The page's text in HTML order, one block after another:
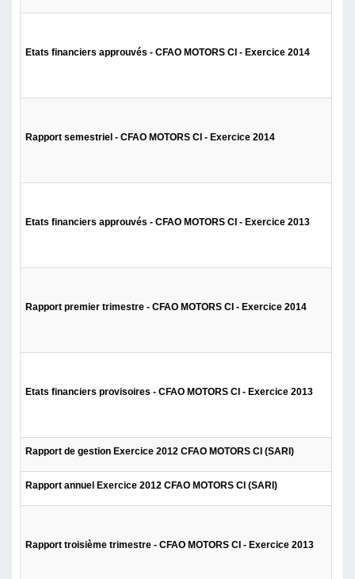
Etats financiers approuvés - CFAO MOTORS CI - Exercice 2014
Rapport semestriel - CFAO MOTORS CI - Exercice 2014
Etats financiers approuvés - CFAO MOTORS CI - Exercice 2013
Rapport premier trimestre - CFAO MOTORS CI - Exercice 2014
Etats financiers provisoires - CFAO MOTORS CI - Exercice 2013
Rapport de gestion Exercice 2012 CFAO MOTORS CI (SARI)
Rapport annuel Exercice 2012 CFAO MOTORS CI (SARI)
Rapport troisième trimestre - CFAO MOTORS CI - Exercice 2013